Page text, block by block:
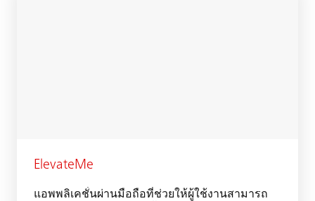
ElevateMe
แอพพลิเคชั่นผ่านมือถือที่ช่วยให้ผู้ใช้งานสามารถ